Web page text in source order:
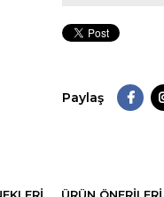
Paylaş